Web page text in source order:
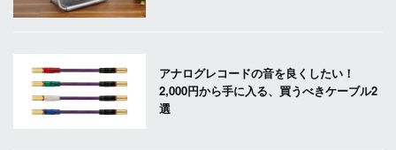
アナログレコードの音を良くしたい！
2,000円から手に入る、買うべきケーブル2
選